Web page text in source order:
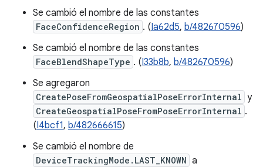
Se cambió el nombre de las constantes
FaceConfidenceRegion . (Ia62d5, b/482670596)
Se cambió el nombre de las constantes
FaceBlendShapeType . (I33b8b, b/482670596)
Se agregaron
CreatePoseFromGeospatialPoseErrorInternal y
CreateGeospatialPoseFromPoseErrorInternal .
(I4bcf1, b/482666615)
Se cambió el nombre de
DeviceTrackingMode.LAST_KNOWN a